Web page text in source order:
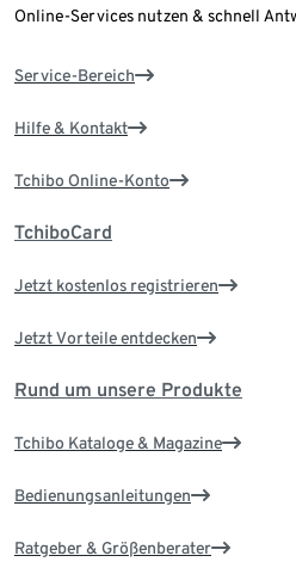
Online-Services nutzen & schnell
Service-Bereich
Hilfe & Kontakt
Tchibo Online-Konto
TchiboCard
Jetzt kostenlos registrieren
Jetzt Vorteile entdecken
Rund um unsere Produkte
Tchibo Kataloge & Magazine
Bedienungsanleitungen
Ratgeber & Größenberater